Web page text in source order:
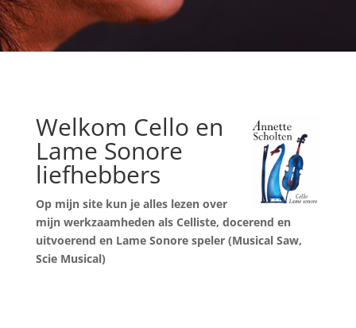
Welkom Cello en
Lame Sonore
liefhebbers
Op mijn site kun je alles lezen over
mijn werkzaamheden als Celliste, docerend en
uitvoerend en Lame Sonore speler (Musical Saw,
Scie Musical)